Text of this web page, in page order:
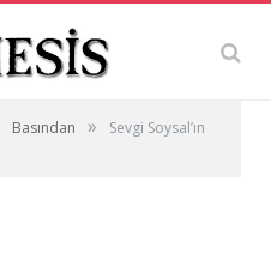
Basından »
Sevgi Soysal’ın